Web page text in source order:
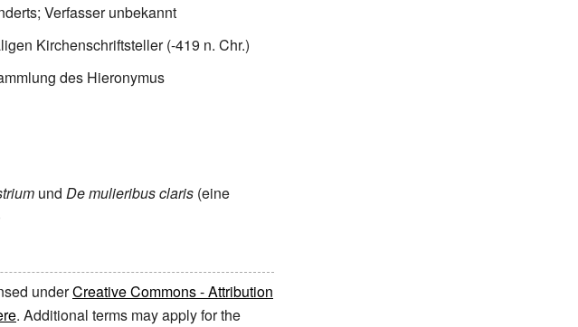
Verfasser unbekannt
Kirchenschriftsteller (-419 n. Chr.)
des Hieronymus
und De mulieribus claris (eine
underCreative Commons - Attribution
. Additional terms may apply for the